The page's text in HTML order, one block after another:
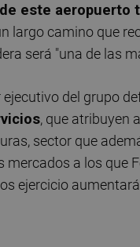
este aeropuerto
largo camino que
será "una de las
del grupo
, que atribuyen
sector que
a los que
ejercicio